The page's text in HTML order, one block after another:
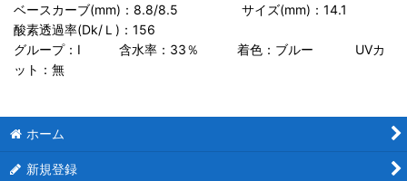
ベースカーブ(mm)：8.8/8.5 サイズ(mm)：14.1
酸素透過率(Dk/Ｌ)：156
グループ：I 含水率：33％ 着色：ブルー UVカ
ット：無
ホーム
新規登録